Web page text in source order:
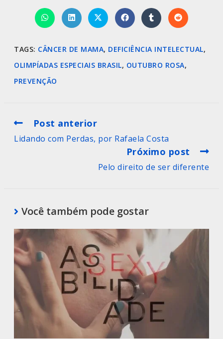
TAGS: CÂNCER DE MAMA, DEFICIÊNCIA INTELECTUAL,
OLIMPÍADAS ESPECIAIS BRASIL, OUTUBRO ROSA,
PREVENÇÃO
Post anterior
Lidando com Perdas, por Rafaela Costa
Próximo post
Pelo direito de ser diferente
Você também pode gostar